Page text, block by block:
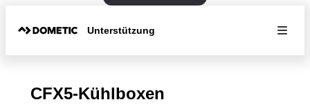
Unterstützung
CFX5-Kühlboxen